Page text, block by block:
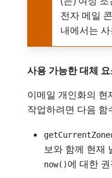
전자 메일
내에서는
사용 가능한 대체
이메일 개인화의 현
작업하려면 다음 함
보와 함께 현재
now()에 대한